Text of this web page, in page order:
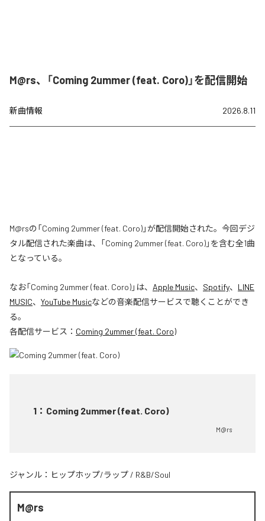
M@rs、「Coming 2ummer (feat. Coro)」を配信開始
新曲情報 2026.8.11
M@rsの「Coming 2ummer (feat. Coro)」が配信開始された。今回デジ
タル配信された楽曲は、「Coming 2ummer (feat. Coro)」を含む全1曲
となっている。
なお「Coming 2ummer (feat. Coro)」は、 Apple Music、 Spotify、 LINE
MUSIC、 YouTube Musicなどの音楽配信サービスで聴くことができ
る。
各配信サービス： Coming 2ummer (feat. Coro)
1 ： Coming 2ummer (feat. Coro)
M@rs
ジャンル： ヒップホップ/ラップ / R&B/Soul
M@rs